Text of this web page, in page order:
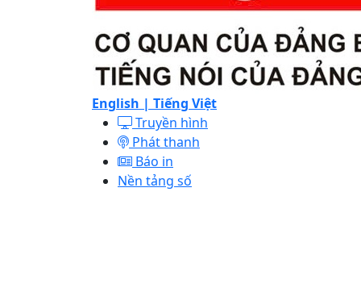
English | Tiếng Việt
Truyền hình
Phát thanh
Báo in
Nền tảng số